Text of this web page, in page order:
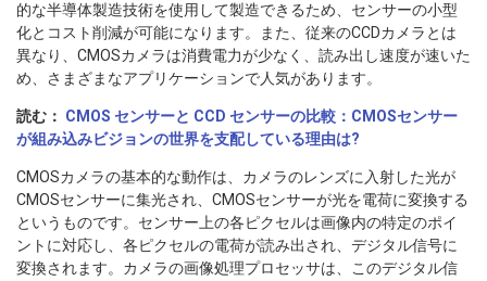
的な半導体製造技術を使用して製造できるため、センサーの小型
化とコスト削減が可能になります。また、従来のCCDカメラとは
異なり、CMOSカメラは消費電力が少なく、読み出し速度が速いた
め、さまざまなアプリケーションで人気があります。
読む： CMOS センサーと CCD センサーの比較：CMOSセンサー
が組み込みビジョンの世界を支配している理由は?
CMOSカメラの基本的な動作は、カメラのレンズに入射した光が
CMOSセンサーに集光され、CMOSセンサーが光を電荷に変換する
というものです。センサー上の各ピクセルは画像内の特定のポイ
ントに対応し、各ピクセルの電荷が読み出され、デジタル信号に
変換されます。カメラの画像処理プロセッサは、このデジタル信